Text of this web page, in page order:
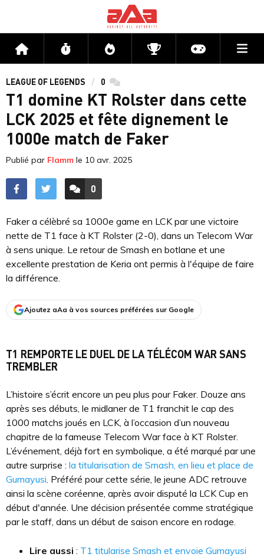
Accueil Flux Directs CompétitionsActu jeux
LEAGUE OF LEGENDS 0 commentaires
T1 domine KT Rolster dans cette
LCK 2025 et fête dignement le
1000e match de Faker
Publié par Flamm le 10 avr. 2025
ACCÉDER AUX
0
COMMENTAIRES
Faker a célèbré sa 1000e game en LCK par une victoire
nette de T1 face à KT Rolster (2-0), dans un Telecom War
à sens unique. Le retour de Smash en botlane et une
excellente prestation de Keria ont permis à l'équipe de faire
la différence.
Ajoutez aAa à vos sources préférées sur Google
T1 REMPORTE LE DUEL DE LA TÉLÉCOM WAR SANS
TREMBLER
L’histoire s’écrit encore un peu plus pour Faker. Douze ans
après ses débuts, le midlaner de T1 franchit le cap des
1000 matchs joués en LCK, à l’occasion d’un nouveau
chapitre de la fameuse Telecom War face à KT Rolster.
L’événement, déjà fort en symbolique, a été marqué par une
autre surprise : la titularisation de Smash, en lieu et place de
Gumayusi. Préféré pour cette série, le jeune ADC retrouve
ainsi la scène coréenne, après avoir disputé la LCK Cup en
début d'année. Une décision présentée comme stratégique
par le staff, dans un début de saison encore en rodage.
Lire aussi : T1 titularise Smash et envoie Gumayusi